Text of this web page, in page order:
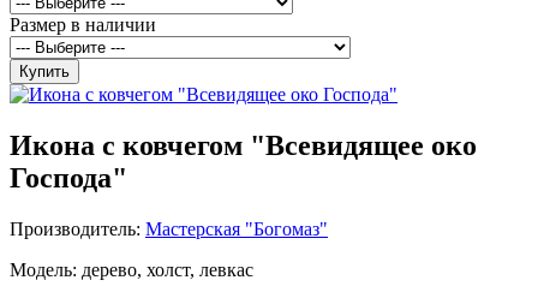
Размер в наличии
Купить
Икона с ковчегом "Всевидящее око
Господа"
Производитель: Мастерская "Богомаз"
Модель: дерево, холст, левкас